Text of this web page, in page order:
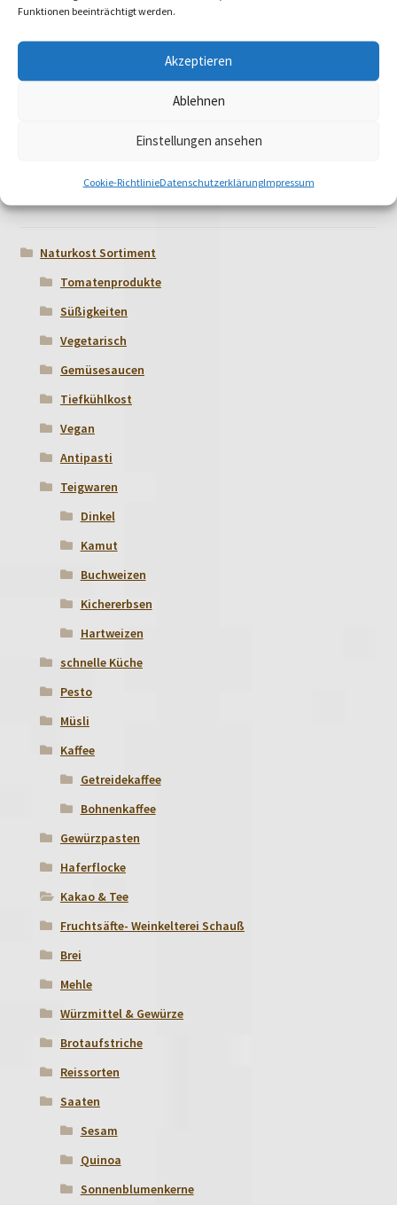
Funktionen beeinträchtigt werden.
Akzeptieren
Ablehnen
Einstellungen ansehen
Cookie-RichtlinieDatenschutzerklärungImpressum
Kannenbeutel Blütenreigen
4,79
Produktkategorien
Naturkost Sortiment
Tomatenprodukte
Süßigkeiten
Vegetarisch
Gemüsesaucen
Tiefkühlkost
Vegan
Antipasti
Teigwaren
Dinkel
Kamut
Buchweizen
Kichererbsen
Hartweizen
schnelle Küche
Pesto
Müsli
Kaffee
Getreidekaffee
Bohnenkaffee
Gewürzpasten
Haferflocke
Kakao & Tee
Fruchtsäfte- Weinkelterei Schauß
Brei
Mehle
Würzmittel & Gewürze
Brotaufstriche
Reissorten
Saaten
Sesam
Quinoa
Sonnenblumenkerne